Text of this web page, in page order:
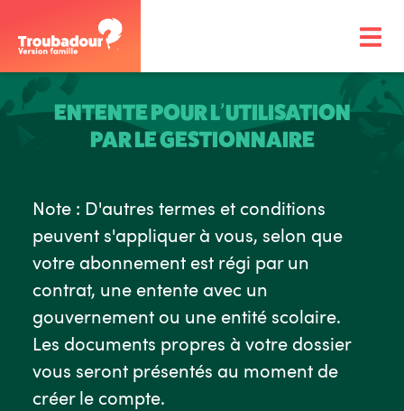
ENTENTE POUR L’UTILISATION
PAR LE GESTIONNAIRE
Note : D'autres termes et conditions
peuvent s'appliquer à vous, selon que
votre abonnement est régi par un
contrat, une entente avec un
gouvernement ou une entité scolaire.
Les documents propres à votre dossier
vous seront présentés au moment de
créer le compte.